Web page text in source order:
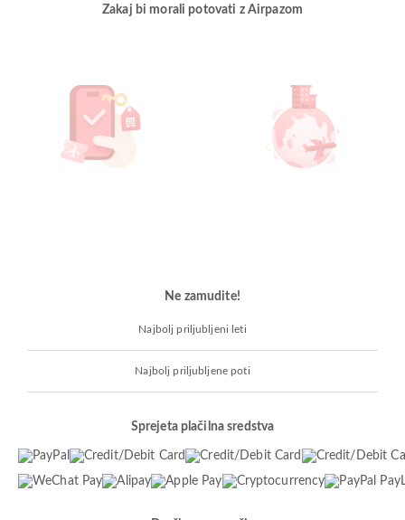
Zakaj bi morali potovati z Airpazom
Ne zamudite!
Najbolj priljubljeni leti
Najbolj priljubljene poti
Sprejeta plačilna sredstva